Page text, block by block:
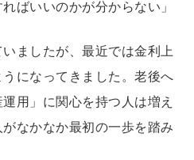
ばいいのかが分からない」
ましたが、最近では金利上
になってきました。老後へ
用」に関心を持つ人は増え
なかなか最初の一歩を踏み